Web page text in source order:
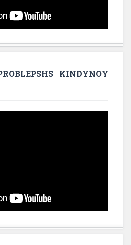
KINDYNOY